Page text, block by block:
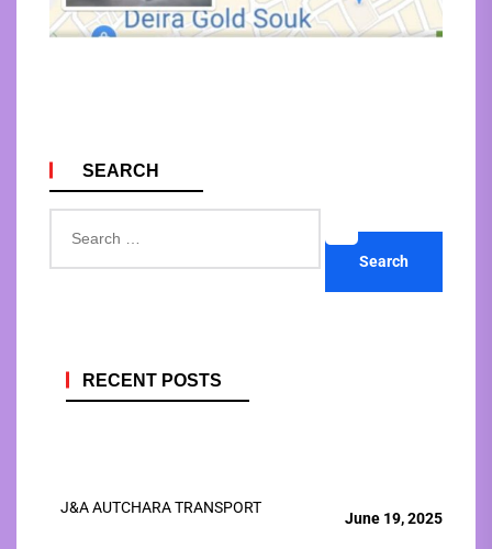
SEARCH
for:
RECENT POSTS
J&A AUTCHARA TRANSPORT
June 19, 2025